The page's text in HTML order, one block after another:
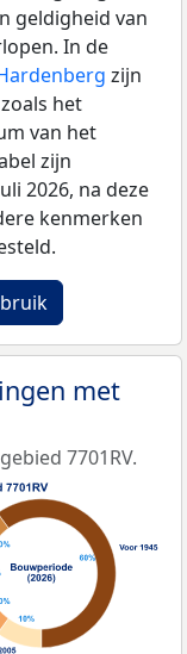
geldigheid van
In de
zijn
het
van het
zijn
2026, na deze
kenmerken
met
7701RV.